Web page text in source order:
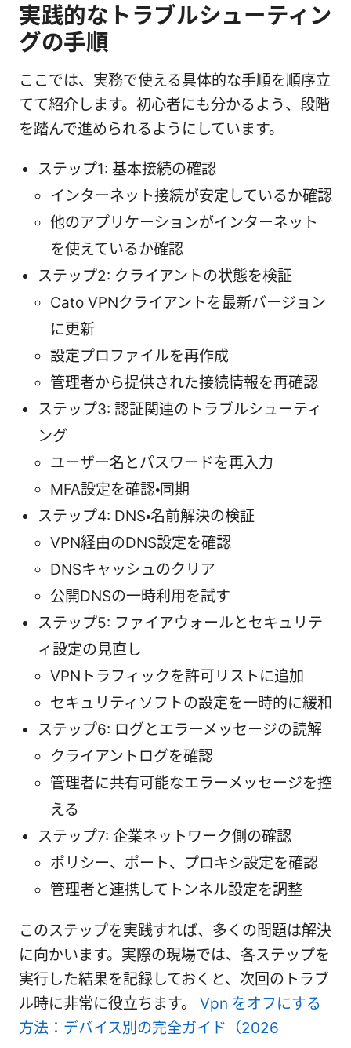
実践的なトラブルシューティン
グの手順
ここでは、実務で使える具体的な手順を順序立
てて紹介します。初心者にも分かるよう、段階
を踏んで進められるようにしています。
ステップ1: 基本接続の確認
インターネット接続が安定しているか確認
他のアプリケーションがインターネット
を使えているか確認
ステップ2: クライアントの状態を検証
Cato VPNクライアントを最新バージョン
に更新
設定プロファイルを再作成
管理者から提供された接続情報を再確認
ステップ3: 認証関連のトラブルシューティ
ング
ユーザー名とパスワードを再入力
MFA設定を確認・同期
ステップ4: DNS・名前解決の検証
VPN経由のDNS設定を確認
DNSキャッシュのクリア
公開DNSの一時利用を試す
ステップ5: ファイアウォールとセキュリテ
ィ設定の見直し
VPNトラフィックを許可リストに追加
セキュリティソフトの設定を一時的に緩和
ステップ6: ログとエラーメッセージの読解
クライアントログを確認
管理者に共有可能なエラーメッセージを控
える
ステップ7: 企業ネットワーク側の確認
ポリシー、ポート、プロキシ設定を確認
管理者と連携してトンネル設定を調整
このステップを実践すれば、多くの問題は解決
に向かいます。実際の現場では、各ステップを
実行した結果を記録しておくと、次回のトラブ
ル時に非常に役立ちます。 Vpn をオフにする
方法：デバイス別の完全ガイド（2026